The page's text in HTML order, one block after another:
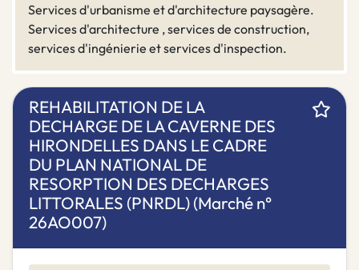
Services d'urbanisme et d'architecture paysagère.
Services d'architecture , services de construction,
services d'ingénierie et services d'inspection.
REHABILITATION DE LA
DECHARGE DE LA CAVERNE DES
HIRONDELLES DANS LE CADRE
DU PLAN NATIONAL DE
RESORPTION DES DECHARGES
LITTORALES (PNRDL) (Marché n°
26AO007)